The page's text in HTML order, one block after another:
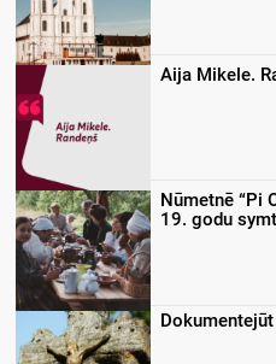
Aija Mikele.
Nūmetnē “Pi
19. godu